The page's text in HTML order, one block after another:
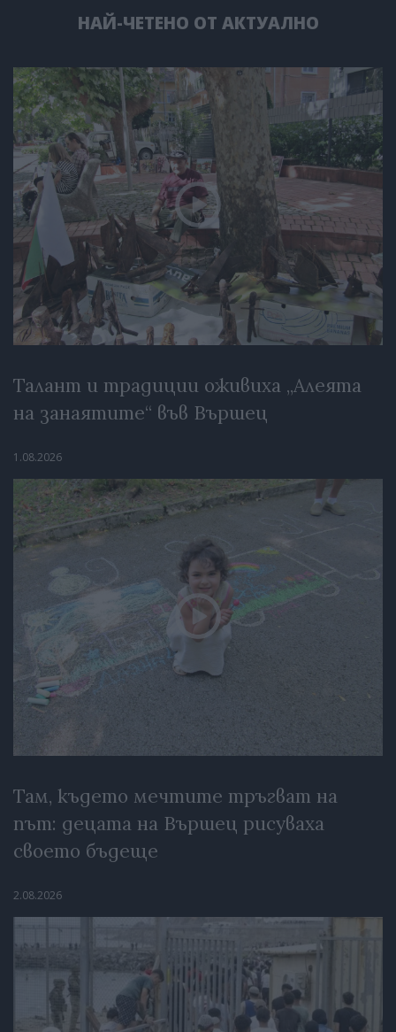
НАЙ-ЧЕТЕНО ОТ АКТУАЛНО
Талант и традиции оживиха „Алеята
на занаятите“ във Вършец
1.08.2026
Там, където мечтите тръгват на
път: децата на Вършец рисуваха
своето бъдеще
2.08.2026